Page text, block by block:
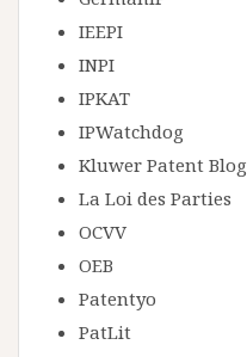
IEEPI
INPI
IPKAT
IPWatchdog
Kluwer Patent Blog
La Loi des Parties
OCVV
OEB
Patentyo
PatLit